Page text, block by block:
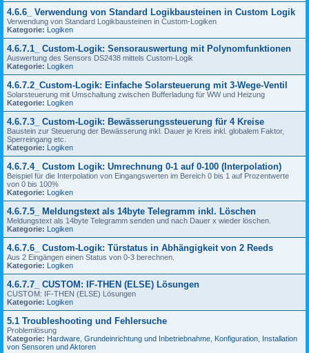
4.6.6_ Verwendung von Standard Logikbausteinen in Custom Logik
Verwendung von Standard Logikbausteinen in Custom-Logiken
Kategorie: Logiken
4.6.7.1_ Custom-Logik: Sensorauswertung mit Polynomfunktionen
Auswertung des Sensors DS2438 mittels Custom-Logik
Kategorie: Logiken
4.6.7.2_Custom-Logik: Einfache Solarsteuerung mit 3-Wege-Ventil
Solarsteuerung mit Umschaltung zwischen Bufferladung für WW und Heizung
Kategorie: Logiken
4.6.7.3_ Custom-Logik: Bewässerungssteuerung für 4 Kreise
Baustein zur Steuerung der Bewässerung inkl. Dauer je Kreis inkl. globalem Faktor,
Sperreingang etc.
Kategorie: Logiken
4.6.7.4_ Custom Logik: Umrechnung 0-1 auf 0-100 (Interpolation)
Beispiel für die Interpolation von Eingangswerten im Bereich 0 bis 1 auf Prozentwerte
von 0 bis 100%
Kategorie: Logiken
4.6.7.5_ Meldungstext als 14byte Telegramm inkl. Löschen
Meldungstext als 14byte Telegramm senden und nach Dauer x wieder löschen.
Kategorie: Logiken
4.6.7.6_ Custom-Logik: Türstatus in Abhängigkeit von 2 Reeds
Aus 2 Eingängen einen Status von 0-3 berechnen.
Kategorie: Logiken
4.6.7.7_ CUSTOM: IF-THEN (ELSE) Lösungen
CUSTOM: IF-THEN (ELSE) Lösungen
Kategorie: Logiken
5.1 Troubleshooting und Fehlersuche
Problemlösung
Kategorie: Hardware Grundeinrichtung und Inbetriebnahme Konfiguration Installation
von Sensoren und Aktoren